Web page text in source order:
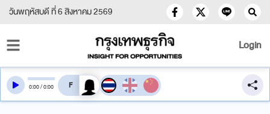
วันพฤหัสบดี ที่ 6 สิงหาคม 2569
Login
0:00/0:00 สลับเสียงอ่าน